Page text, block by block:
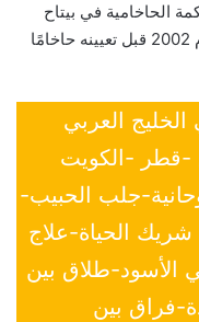
الحاخامية في بيتاح
تكفا، ثم الحاخام الأكبر لتل أبيب عام 2002 قبل تعيينه حاخامًا
العربي
-قطر -الكويت
جلب الحبيب-
الحياة-علاج
الأسود-طلاق بين
فراق بين